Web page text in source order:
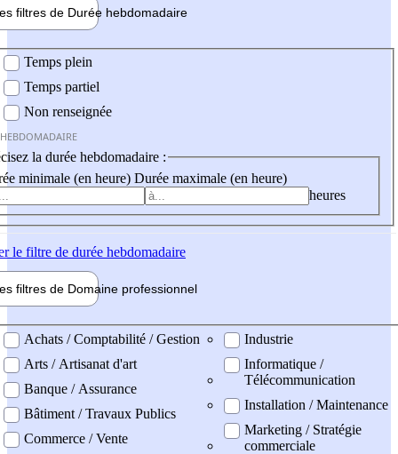
filtres de Durée hebdomadaire
Temps plein
Temps partiel
Non renseignée
la durée hebdomadaire :
minimale (en heure) Durée maximale (en heure)
heures
le filtre de durée hebdomadaire
filtres de Domaine professionnel
professionel
Achats / Comptabilité / Gestion
Arts / Artisanat d'art
Banque / Assurance
Bâtiment / Travaux Publics
Commerce / Vente
Industrie
Informatique /
Télécommunication
Installation / Maintenance
Marketing / Stratégie
commerciale